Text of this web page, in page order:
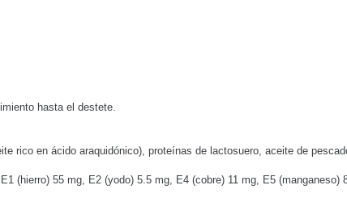
hasta el destete.
rico en ácido araquidónico), proteínas de lactosuero, aceite de
(hierro) 55 mg, E2 (yodo) 5.5 mg, E4 (cobre) 11 mg, E5 (manganeso)